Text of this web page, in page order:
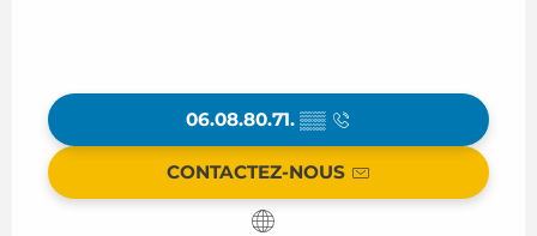
06.08.80.71. ▒▒
CONTACTEZ-NOUS